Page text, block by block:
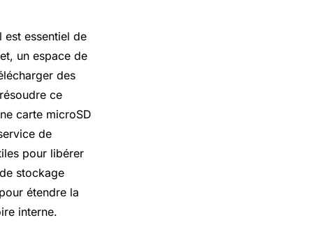
essentiel de
un espace de
des
ce
carte microSD
de
pour libérer
stockage
étendre la
interne.